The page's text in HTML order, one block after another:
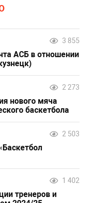
3 855
АСБ в отношении
2 273
нового мяча
баскетбола
2 503
1 402
тренеров и